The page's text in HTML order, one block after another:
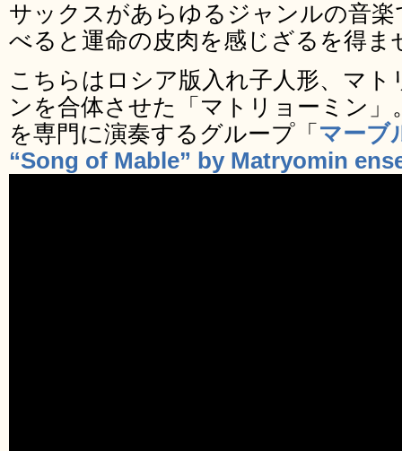
サックスがあらゆるジャンルの音
べると運命の皮肉を感じざるを得ま
こちらはロシア版入れ子人形、マ
ンを合体させた「マトリョーミン
を専門に演奏するグループ「 マーブ
“Song of Mable” by Matryomin